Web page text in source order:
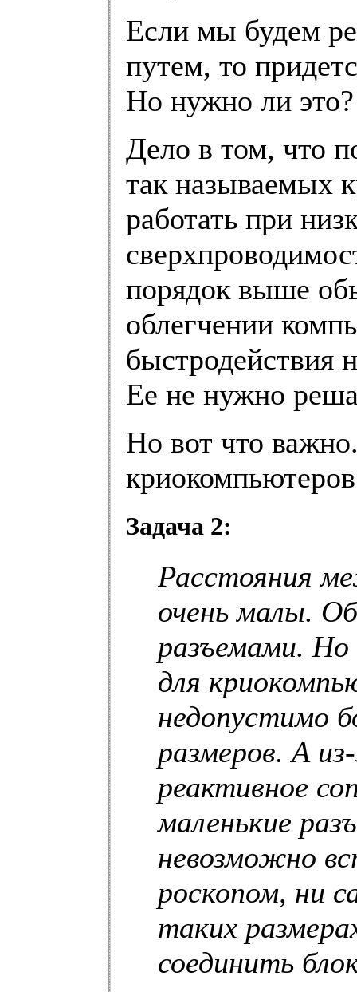
Если мы будем
путем, то
Но нужно ли это?
Дело в том, что
так называемых
работать при
порядок выше
облегчении
быстродействия
Ее не нужно
Но вот что
Задача 2:
Расстояния
очень малы.
разъемами.
для
недопустимо
размеров. А
реактивное
маленькие
невозможно
роскопом, ни
таких
соединить